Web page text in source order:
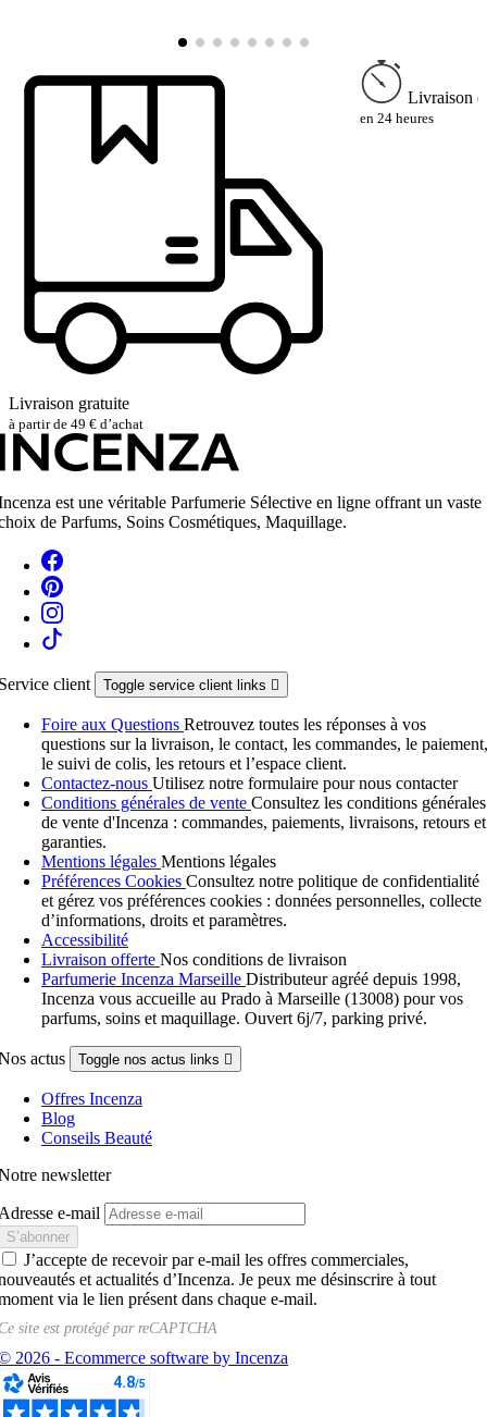
Livraison gratuite
à partir de 49 € d’achat
Livraison
en 24 heures
est une véritable Parfumerie Sélective en ligne offrant un vaste
de Parfums, Soins Cosmétiques, Maquillage.
client Toggle service client links 
Foire aux Questions Retrouvez toutes les réponses à vos
questions sur la livraison, le contact, les commandes, le paiement,
le suivi de colis, les retours et l’espace client.
Contactez-nous Utilisez notre formulaire pour nous contacter
Conditions générales de vente Consultez les conditions générales
de vente d'Incenza : commandes, paiements, livraisons, retours et
garanties.
Mentions légales Mentions légales
Préférences Cookies Consultez notre politique de confidentialité
et gérez vos préférences cookies : données personnelles, collecte
d’informations, droits et paramètres.
Accessibilité
Livraison offerte Nos conditions de livraison
Parfumerie Incenza Marseille Distributeur agréé depuis 1998,
Incenza vous accueille au Prado à Marseille (13008) pour vos
parfums, soins et maquillage. Ouvert 6j/7, parking privé.
actus Toggle nos actus links 
Offres Incenza
Blog
Conseils Beauté
newsletter
e-mail
J’accepte de recevoir par e-mail les offres commerciales,
et actualités d’Incenza. Je peux me désinscrire à tout
via le lien présent dans chaque e-mail.
site est protégé parreCAPTCHA
2026 - Ecommerce software by Incenza